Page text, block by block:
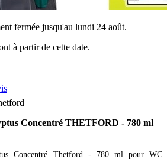
fermée jusqu'au lundi 24 août.
à partir de cette date.
Concentré THETFORD - 780 ml
Concentré Thetford - 780 ml pour WC